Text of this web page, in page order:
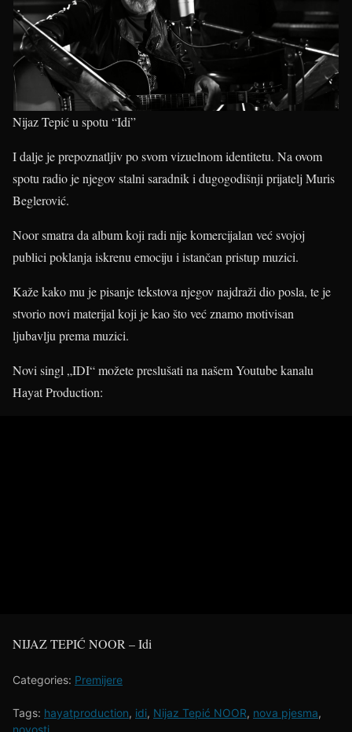
Nijaz Tepić u spotu “Idi”
I dalje je prepoznatljiv po svom vizuelnom identitetu. Na ovom
spotu radio je njegov stalni saradnik i dugogodišnji prijatelj Muris
Beglerović.
Noor smatra da album koji radi nije komercijalan već svojoj
publici poklanja iskrenu emociju i istančan pristup muzici.
Kaže kako mu je pisanje tekstova njegov najdraži dio posla, te je
stvorio novi materijal koji je kao što već znamo motivisan
ljubavlju prema muzici.
Novi singl „IDI“ možete preslušati na našem Youtube kanalu
Hayat Production:
NIJAZ TEPIĆ NOOR – Idi
Categories: Premijere
Tags: hayatproduction, idi, Nijaz Tepić NOOR, nova pjesma,